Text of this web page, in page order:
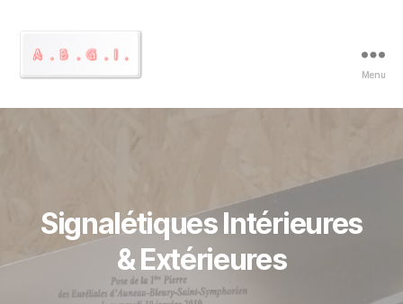
et
Menu
Signalétiques Intérieures
& Extérieures